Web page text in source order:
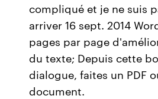
compliqué et je ne suis
arriver 16 sept. 2014
pages par page
du texte; Depuis cette
dialogue, faites un PDF
document.